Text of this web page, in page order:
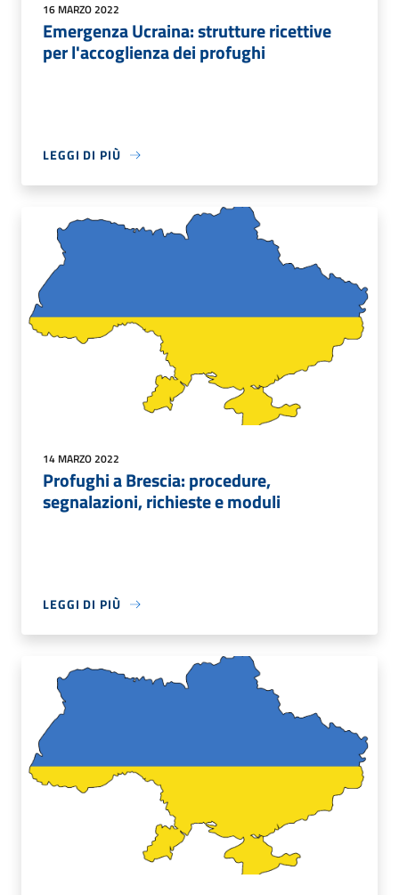
16 MARZO 2022
Emergenza Ucraina: strutture ricettive
per l'accoglienza dei profughi
LEGGI DI PIÙ
14 MARZO 2022
Profughi a Brescia: procedure,
segnalazioni, richieste e moduli
LEGGI DI PIÙ